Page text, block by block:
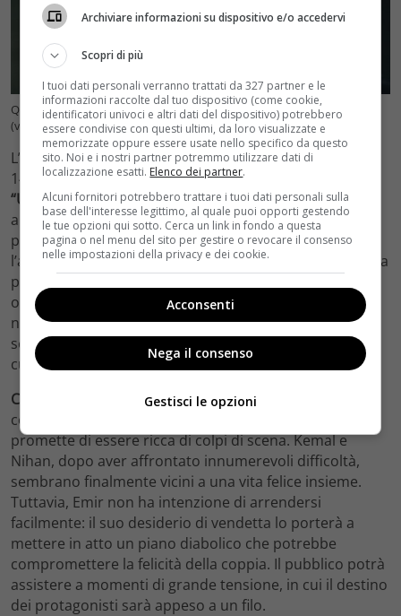
Quando torna in onda “Endless Love”? foto: Mediaset Infinity –
(velvetcinema.it)
L’appuntamento con“Endless Love”è fissato per le
14:10, subito dopo il popolare“Beautiful”
“Uomini e Donne”. Questo posizionamento permette
alla soap opera di inserirsi in un palinsesto
pomeridiano ricco di emozioni, mantenendo alta
l’attenzione dei telespettatori. Inoltre, è confermata una
puntata speciale del sabato pomeriggio, che andrà in
onda dalle 15:00 alle 16:30. Tuttavia, è importante
notare che non ci saranno nuove puntate in prima
serata, almeno per il momento, lasciando i fan con la
curiosità di come si evolveranno gli eventi nella storia.
Con la fine della serie che si avvicina, le aspettative nei
confronti del finale sono alle stelle. La storyline finale
promette di essere ricca di colpi di scena. Kemal e
Nihan, dopo aver affrontato innumerevoli difficoltà,
sembrano finalmente vicini a una vita felice insieme.
Tuttavia, Emir non ha intenzione di arrendersi
facilmente: il suo desiderio di vendetta lo porterà a
mettere in atto un piano diabolico che potrebbe
compromettere la felicità della coppia. Il pubblico potrà
assistere a momenti di grande tensione, in cui il destino
dei protagonisti sarà appeso a un filo.
Archiviare informazioni su dispositivo e/o accedervi
Scopri di più
I tuoi dati personali verranno trattati da 327 partner e le
informazioni raccolte dal tuo dispositivo (come cookie,
identificatori univoci e altri dati del dispositivo) potrebbero
essere condivise con questi ultimi, da loro visualizzate e
memorizzate oppure essere usate nello specifico da questo
sito. Noi e i nostri partner potremmo utilizzare dati di
localizzazione esatti. Elenco dei partner.
Alcuni fornitori potrebbero trattare i tuoi dati personali sulla
base dell'interesse legittimo, al quale puoi opporti gestendo
le tue opzioni qui sotto. Cerca un link in fondo a questa
pagina o nel menu del sito per gestire o revocare il consenso
nelle impostazioni della privacy e dei cookie.
Acconsenti
Nega il consenso
Gestisci le opzioni